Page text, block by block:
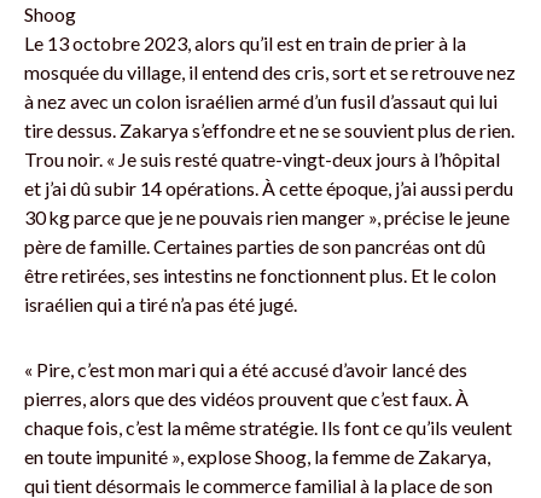
Shoog
Le 13 octobre 2023, alors qu’il est en train de prier à la
mosquée du village, il entend des cris, sort et se retrouve nez
à nez avec un colon israélien armé d’un fusil d’assaut qui lui
tire dessus. Zakarya s’effondre et ne se souvient plus de rien.
Trou noir. « Je suis resté quatre-vingt-deux jours à l’hôpital
et j’ai dû subir 14 opérations. À cette époque, j’ai aussi perdu
30 kg parce que je ne pouvais rien manger », précise le jeune
père de famille. Certaines parties de son pancréas ont dû
être retirées, ses intestins ne fonctionnent plus. Et le colon
israélien qui a tiré n’a pas été jugé.
« Pire, c’est mon mari qui a été accusé d’avoir lancé des
pierres, alors que des vidéos prouvent que c’est faux. À
chaque fois, c’est la même stratégie. Ils font ce qu’ils veulent
en toute impunité », explose Shoog, la femme de Zakarya,
qui tient désormais le commerce familial à la place de son